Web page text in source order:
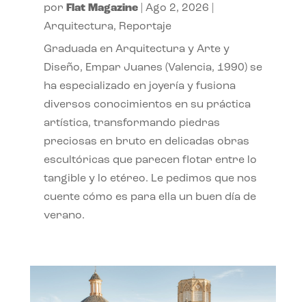
por Flat Magazine| Ago 2, 2026
Arquitectura, Reportaje
Graduada en Arquitectura y Arte y
Diseño, Empar Juanes (Valencia, 1990) se
ha especializado en joyería y fusiona
diversos conocimientos en su práctica
artística, transformando piedras
preciosas en bruto en delicadas obras
escultóricas que parecen flotar entre lo
tangible y lo etéreo. Le pedimos que nos
cuente cómo es para ella un buen día de
verano.